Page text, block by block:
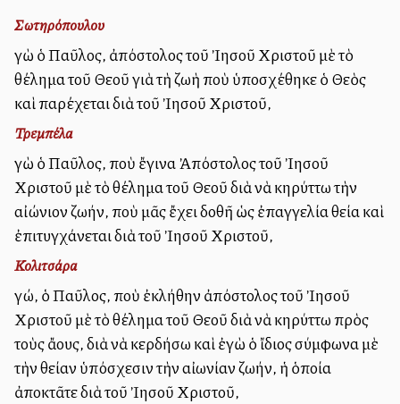
Σωτηρόπουλου
Ἐγὼ ὁ Παῦλος, ἀπόστολος τοῦ Ἰησοῦ Χριστοῦ μὲ τὸ
θέλημα τοῦ Θεοῦ γιὰ τὴ ζωὴ ποὺ ὑποσχέθηκε ὁ Θεὸς
καὶ παρέχεται διὰ τοῦ Ἰησοῦ Χριστοῦ,
Τρεμπέλα
Ἐγὼ ὁ Παῦλος, ποὺ ἔγινα Ἀπόστολος τοῦ Ἰησοῦ
Χριστοῦ μὲ τὸ θέλημα τοῦ Θεοῦ διὰ νὰ κηρύττω τὴν
αἰώνιον ζωήν, ποὺ μᾶς ἔχει δοθῆ ὡς ἐπαγγελία θεία καὶ
ἐπιτυγχάνεται διὰ τοῦ Ἰησοῦ Χριστοῦ,
Κολιτσάρα
Ἐγώ, ὁ Παῦλος, ποὺ ἐκλήθην ἀπόστολος τοῦ Ἰησοῦ
Χριστοῦ μὲ τὸ θέλημα τοῦ Θεοῦ διὰ νὰ κηρύττω πρὸς
τοὺς ἄλλους, διὰ νὰ κερδήσω καὶ ἐγὼ ὁ ἴδιος σύμφωνα μὲ
τὴν θείαν ὑπόσχεσιν τὴν αἰωνίαν ζωήν, ἡ ὁποία
ἀποκτᾶτε διὰ τοῦ Ἰησοῦ Χριστοῦ,